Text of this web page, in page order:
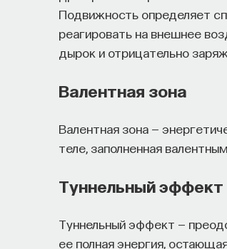
Подвижность определяет
реагировать на внешнее
дырок и отрицательно
Валентная зона
Валентная зона —
теле, заполненная
Туннельный эффект
Туннельный эффект —
ее полная энергия,